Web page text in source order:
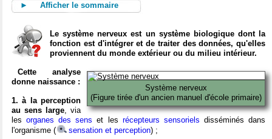
► Afficher le sommaire
Le système nerveux est un système biologique dont la
fonction est d'intégrer et de traiter des données, qu'elles
proviennent du monde extérieur ou du milieu intérieur.
Système nerveux
(Figure tirée d'un ancien manuel d'école primaire)
Cette analyse
donne naissance :
1. à la perception
au sens large, via
lesorganes des sens et les récepteurs sensoriels disséminés dans
l'organisme (
sensation et perception) ;